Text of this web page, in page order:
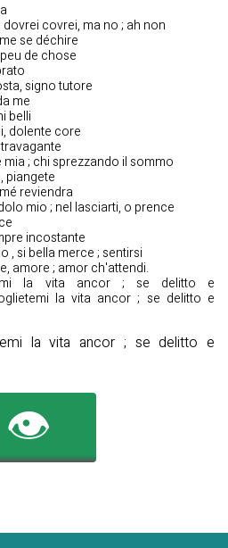
dovrei covrei, ma no ; ah non
se déchire
de chose
signo tutore
me
belli
dolente core
mia ; chi sprezzando il sommo
piangete
reviendra
mio ; nel lasciarti, o prence
incostante
, si bella merce ; sentirsi
amore ; amor ch'attendi.
la vita ancor ; se delitto e
la vita ancor ; se delitto e
la vita ancor ; se delitto e
👁️